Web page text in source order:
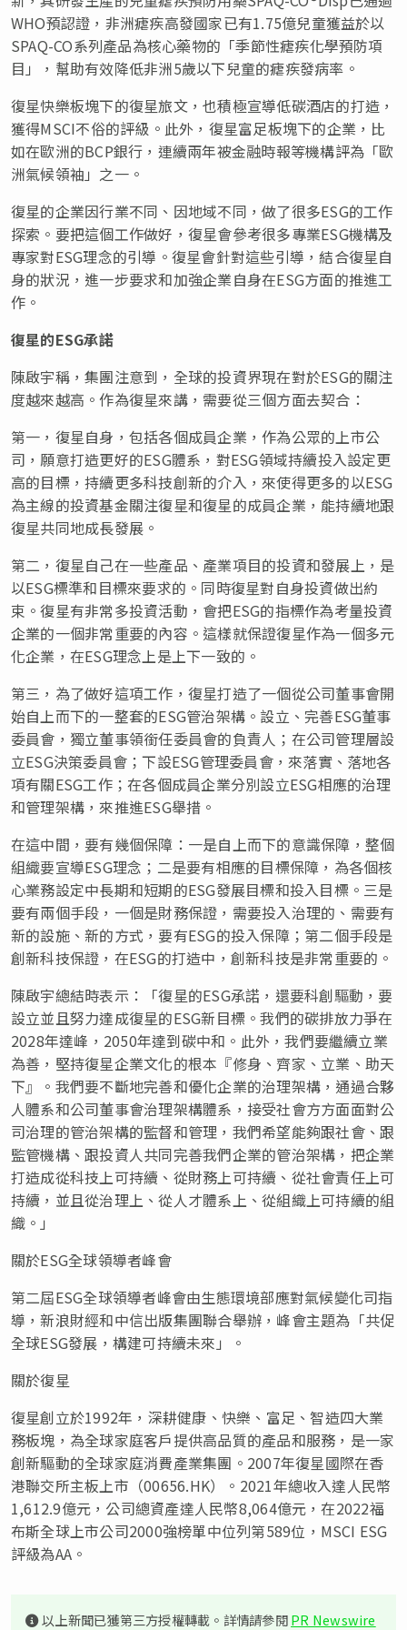
WHO預認證，非洲瘧疾高發國家已有1.75億兒童獲益於以
SPAQ-CO系列產品為核心藥物的「季節性瘧疾化學預防項
目」，幫助有效降低非洲5歲以下兒童的瘧疾發病率。
復星快樂板塊下的復星旅文，也積極宣導低碳酒店的打造，
獲得MSCI不俗的評級。此外，復星富足板塊下的企業，比
如在歐洲的BCP銀行，連續兩年被金融時報等機構評為「歐
洲氣候領袖」之一。
復星的企業因行業不同、因地域不同，做了很多ESG的工作
探索。要把這個工作做好，復星會參考很多專業ESG機構及
專家對ESG理念的引導。復星會針對這些引導，結合復星自
身的狀況，進一步要求和加強企業自身在ESG方面的推進工
作。
復星的ESG承諾
陳啟宇稱，集團注意到，全球的投資界現在對於ESG的關注
度越來越高。作為復星來講，需要從三個方面去契合：
第一，復星自身，包括各個成員企業，作為公眾的上市公
司，願意打造更好的ESG體系，對ESG領域持續投入設定更
高的目標，持續更多科技創新的介入，來使得更多的以ESG
為主線的投資基金關注復星和復星的成員企業，能持續地跟
復星共同地成長發展。
第二，復星自己在一些產品、產業項目的投資和發展上，是
以ESG標準和目標來要求的。同時復星對自身投資做出約
束。復星有非常多投資活動，會把ESG的指標作為考量投資
企業的一個非常重要的內容。這樣就保證復星作為一個多元
化企業，在ESG理念上是上下一致的。
第三，為了做好這項工作，復星打造了一個從公司董事會開
始自上而下的一整套的ESG管治架構。設立、完善ESG董事
委員會，獨立董事領銜任委員會的負責人；在公司管理層設
立ESG決策委員會；下設ESG管理委員會，來落實、落地各
項有關ESG工作；在各個成員企業分別設立ESG相應的治理
和管理架構，來推進ESG舉措。
在這中間，要有幾個保障：一是自上而下的意識保障，整個
組織要宣導ESG理念；二是要有相應的目標保障，為各個核
心業務設定中長期和短期的ESG發展目標和投入目標。三是
要有兩個手段，一個是財務保證，需要投入治理的、需要有
新的設施、新的方式，要有ESG的投入保障；第二個手段是
創新科技保證，在ESG的打造中，創新科技是非常重要的。
陳啟宇總結時表示：「復星的ESG承諾，還要科創驅動，要
設立並且努力達成復星的ESG新目標。我們的碳排放力爭在
2028年達峰，2050年達到碳中和。此外，我們要繼續立業
為善，堅持復星企業文化的根本『修身、齊家、立業、助天
下』。我們要不斷地完善和優化企業的治理架構，通過合夥
人體系和公司董事會治理架構體系，接受社會方方面面對公
司治理的管治架構的監督和管理，我們希望能夠跟社會、跟
監管機構、跟投資人共同完善我們企業的管治架構，把企業
打造成從科技上可持續、從財務上可持續、從社會責任上可
持續，並且從治理上、從人才體系上、從組織上可持續的組
織。」
關於ESG全球領導者峰會
第二屆ESG全球領導者峰會由生態環境部應對氣候變化司指
導，新浪財經和中信出版集團聯合舉辦，峰會主題為「共促
全球ESG發展，構建可持續未來」。
關於復星
復星創立於1992年，深耕健康、快樂、富足、智造四大業
務板塊，為全球家庭客戶提供高品質的產品和服務，是一家
創新驅動的全球家庭消費產業集團。2007年復星國際在香
港聯交所主板上市（00656.HK）。2021年總收入達人民幣
1,612.9億元，公司總資產達人民幣8,064億元，在2022福
布斯全球上市公司2000強榜單中位列第589位，MSCI ESG
評級為AA。
以上新聞已獲第三方授權轉載。詳情請參閱PR Newswire